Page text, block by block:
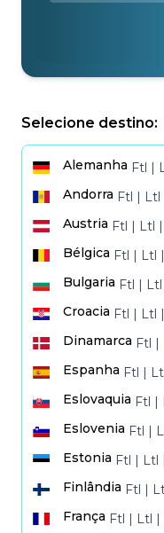
Selecione destino:
Alemanha Ftl |
Andorra Ftl | Ltl
Austria Ftl | Ltl |
Bélgica Ftl | Ltl |
Bulgaria Ftl | Ltl
Croacia Ftl | Ltl |
Dinamarca Ftl |
Espanha Ftl |
Eslovaquia Ftl |
Eslovenia Ftl |
Estonia Ftl | Ltl
Finlândia Ftl |
França Ftl | Ltl |